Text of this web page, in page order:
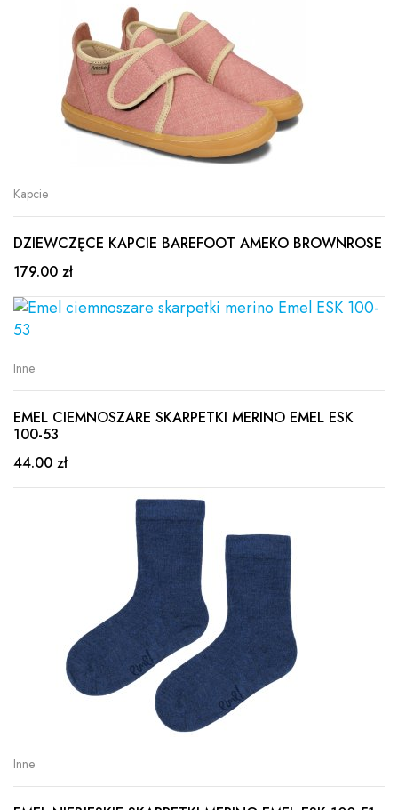
Kapcie
DZIEWCZĘCE KAPCIE BAREFOOT AMEKO BROWNROSE
179.00 zł
Inne
EMEL CIEMNOSZARE SKARPETKI MERINO EMEL ESK
100-53
44.00 zł
Inne